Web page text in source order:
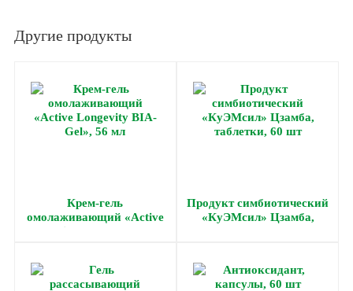
Другие продукты
Крем-гель
омолаживающий «Active
Longevity BIA-Gel», 56 мл
Продукт симбиотический
«КуЭМсил» Цзамба,